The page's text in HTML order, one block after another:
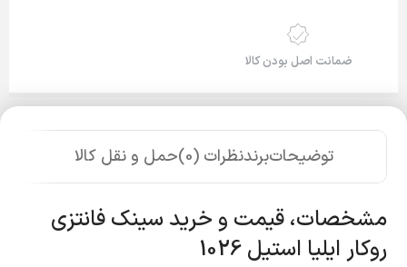
ضمانت اصل بودن کالا
توضیحاتبرندنظرات (0) حمل و نقل کالا
مشخصات، قیمت و خرید سینک فانتزی
روکار ایلیا استیل 1026